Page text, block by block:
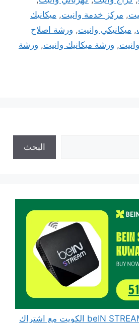
, مركز خدمة وانيت, ميكانيك
, ميكانيكي وانيت, ورشة اصلاح
, ورشة ميكانيك وانيت, ورشة
البحث